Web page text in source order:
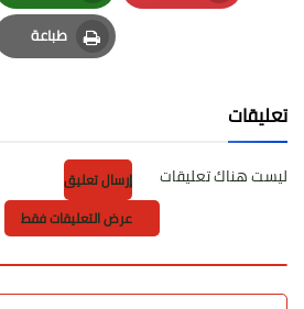
Pinterest
Whatsapp
طباعة
Print
تعليقات
ليست هناك تعليقات
إرسال تعليق
عرض التعليقات فقط